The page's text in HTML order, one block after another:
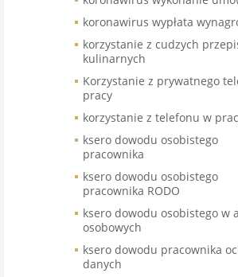
koronawirus wypłata
korzystanie z cudzych
kulinarnych
Korzystanie z prywatnego
pracy
korzystanie z telefonu w
ksero dowodu osobistego
pracownika
ksero dowodu osobistego
pracownika RODO
ksero dowodu osobistego w
osobowych
ksero dowodu pracownika
danych